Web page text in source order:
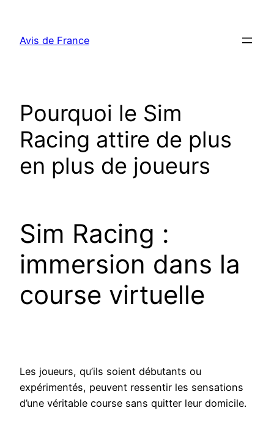
contenu
Avis de France
Pourquoi le Sim
Racing attire de plus
en plus de joueurs
Sim Racing :
immersion dans la
course virtuelle
Les joueurs, qu’ils soient débutants ou
expérimentés, peuvent ressentir les sensations
d’une véritable course sans quitter leur domicile.